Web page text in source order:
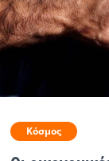
Πολιτική
Οικονομία
Κόσμος